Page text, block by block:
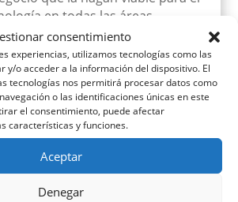
consentimiento
experiencias, utilizamos tecnologías como las
y/o acceder a la información del dispositivo. El
tecnologías nos permitirá procesar datos como
o las identificaciones únicas en este
el consentimiento, puede afectar
características y funciones.
Aceptar
Denegar
en todas las áreas.
¿seremos más ecológicos?
publicados